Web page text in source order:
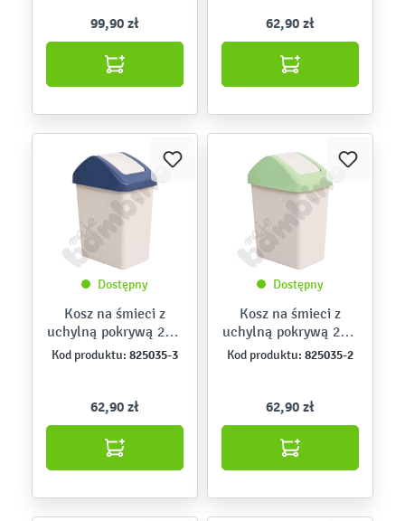
99,90 zł 62,90 zł
Dostępny
Kosz na śmieci z
uchylną pokrywą 25 l,
niebieski
Kod produktu: 825035-3
62,90 zł
Dostępny
Kosz na śmieci z
uchylną pokrywą 25 l,
zielony
Kod produktu: 825035-2
62,90 zł